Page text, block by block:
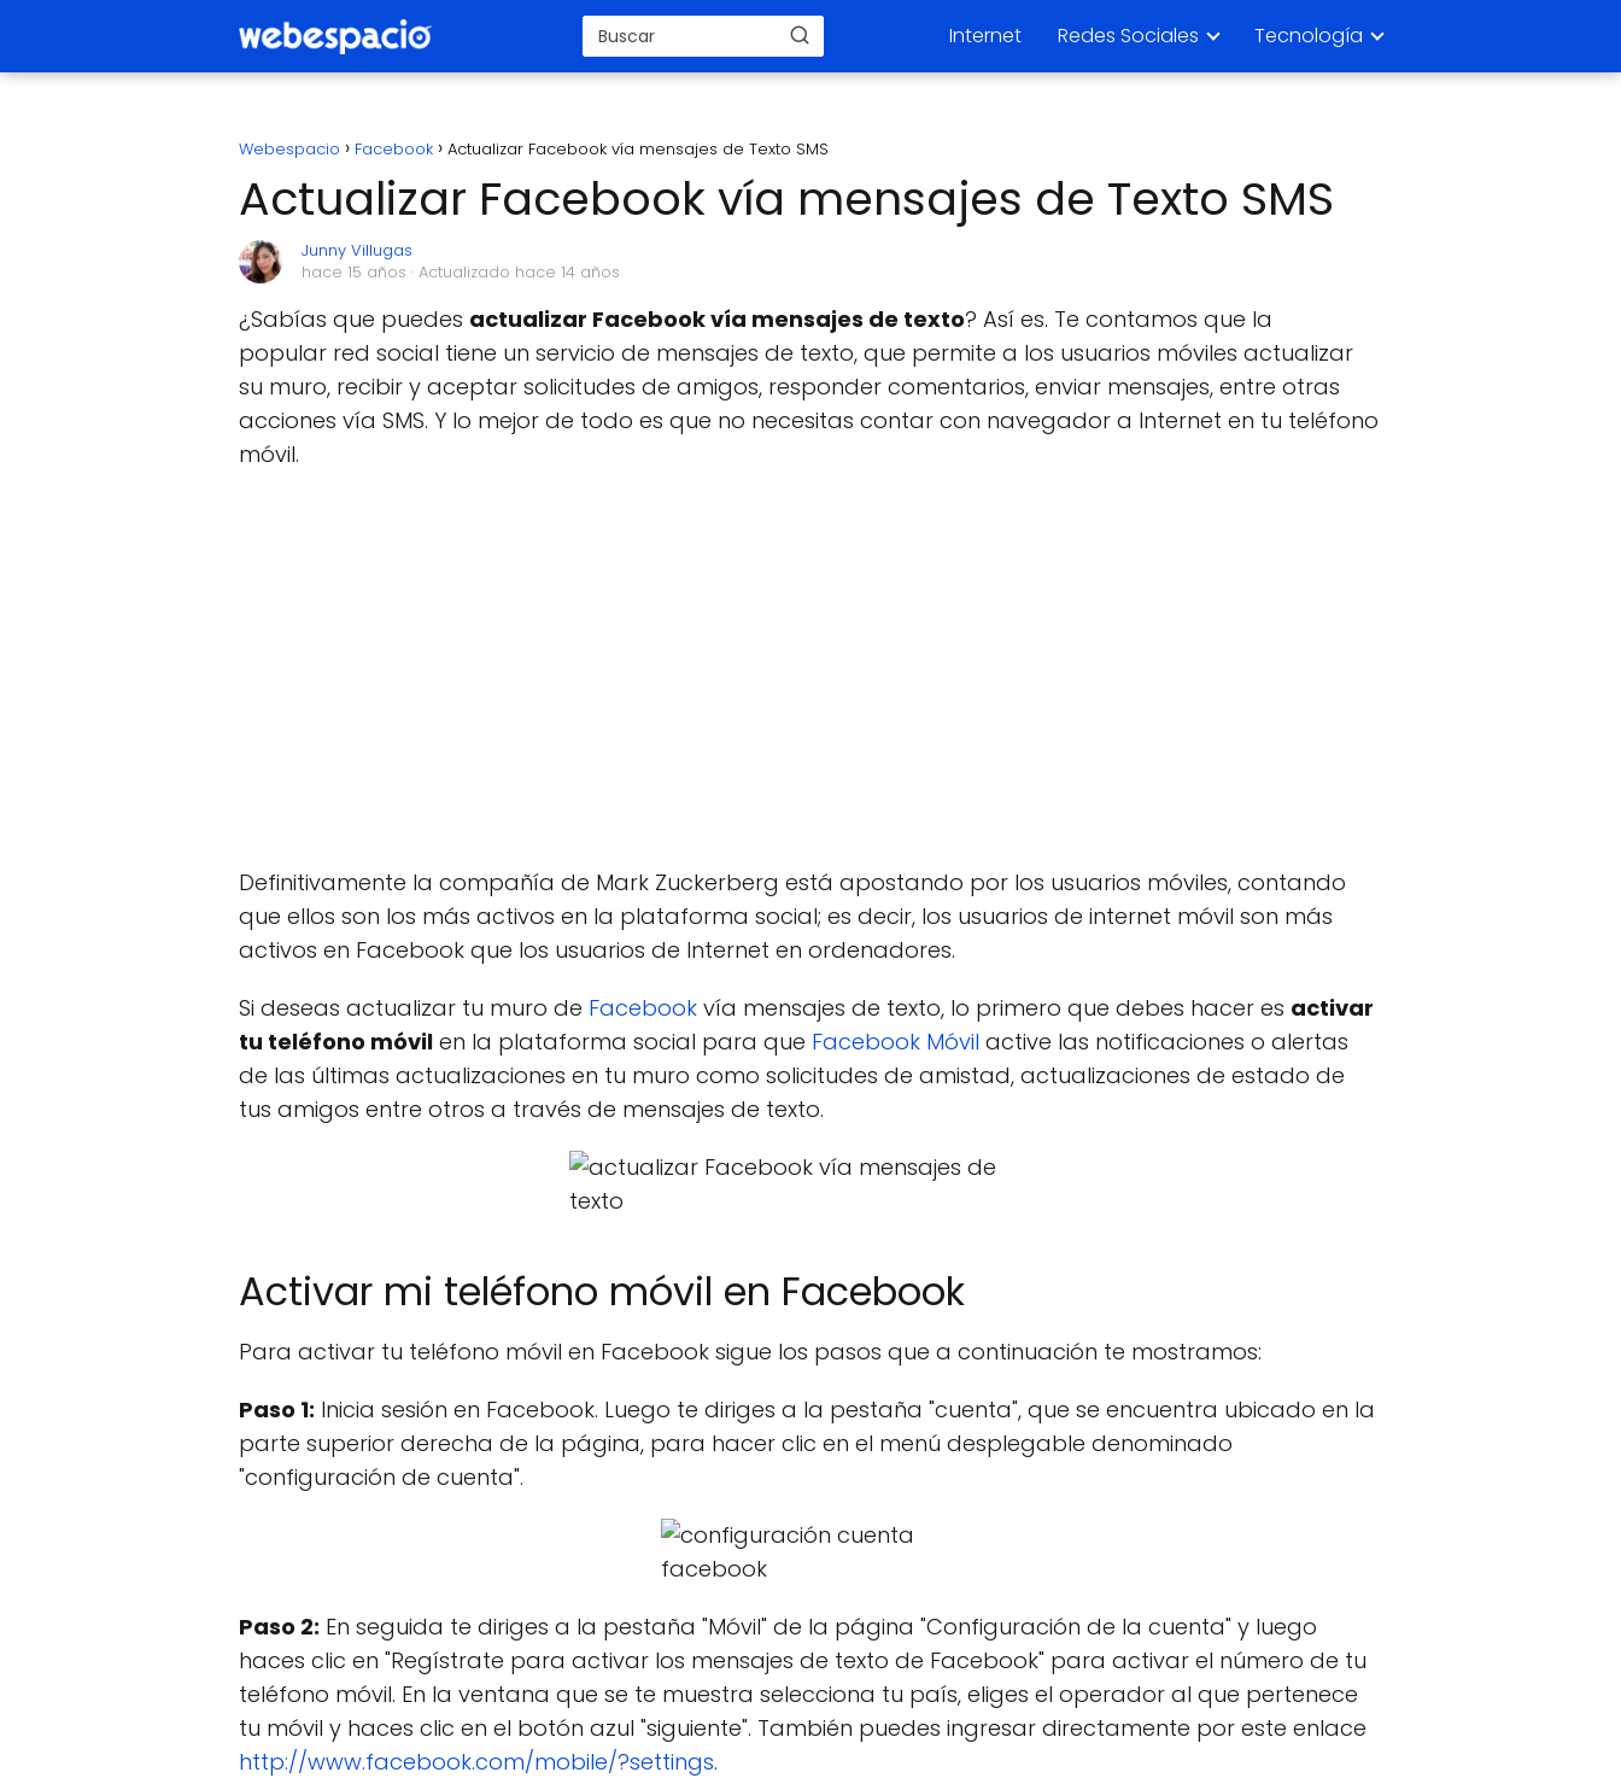
Internet Redes Sociales Tecnología
Webespacio Facebook Actualizar Facebook vía mensajes de Texto SMS
Actualizar Facebook vía mensajes de Texto SMS
Junny Villugas
hace 15 años · Actualizado hace 14 años
¿Sabías que puedes actualizar Facebook vía mensajes de texto? Así es. Te contamos que la
popular red social tiene un servicio de mensajes de texto, que permite a los usuarios móviles actualizar
su muro, recibir y aceptar solicitudes de amigos, responder comentarios, enviar mensajes, entre otras
acciones vía SMS. Y lo mejor de todo es que no necesitas contar con navegador a Internet en tu teléfono
móvil.
Definitivamente la compañía de Mark Zuckerberg está apostando por los usuarios móviles, contando
que ellos son los más activos en la plataforma social; es decir, los usuarios de internet móvil son más
activos en Facebook que los usuarios de Internet en ordenadores.
Si deseas actualizar tu muro de Facebook vía mensajes de texto, lo primero que debes hacer es activar
tu teléfono móvil en la plataforma social para que Facebook Móvil active las notificaciones o alertas
de las últimas actualizaciones en tu muro como solicitudes de amistad, actualizaciones de estado de
tus amigos entre otros a través de mensajes de texto.
Activar mi teléfono móvil en Facebook
Para activar tu teléfono móvil en Facebook sigue los pasos que a continuación te mostramos:
Paso 1: Inicia sesión en Facebook. Luego te diriges a la pestaña "cuenta", que se encuentra ubicado en la
parte superior derecha de la página, para hacer clic en el menú desplegable denominado
"configuración de cuenta".
Paso 2: En seguida te diriges a la pestaña "Móvil" de la página "Configuración de la cuenta" y luego
haces clic en "Regístrate para activar los mensajes de texto de Facebook" para activar el número de tu
teléfono móvil. En la ventana que se te muestra selecciona tu país, eliges el operador al que pertenece
tu móvil y haces clic en el botón azul "siguiente". También puedes ingresar directamente por este enlace
http://www.facebook.com/mobile/?settings.